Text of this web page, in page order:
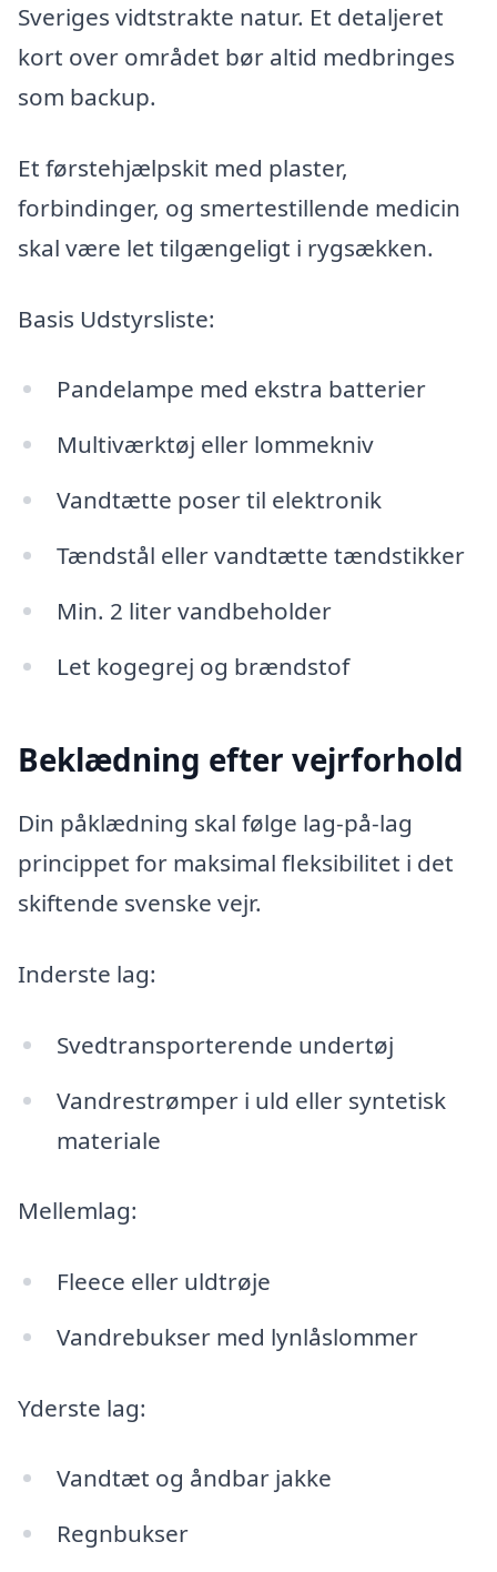
Sveriges vidtstrakte natur. Et detaljeret
kort over området bør altid medbringes
som backup.
Et førstehjælpskit med plaster,
forbindinger, og smertestillende medicin
skal være let tilgængeligt i rygsækken.
Basis Udstyrsliste:
Pandelampe med ekstra batterier
Multiværktøj eller lommekniv
Vandtætte poser til elektronik
Tændstål eller vandtætte tændstikker
Min. 2 liter vandbeholder
Let kogegrej og brændstof
Beklædning efter vejrforhold
Din påklædning skal følge lag-på-lag
princippet for maksimal fleksibilitet i det
skiftende svenske vejr.
Inderste lag:
Svedtransporterende undertøj
Vandrestrømper i uld eller syntetisk
materiale
Mellemlag:
Fleece eller uldtrøje
Vandrebukser med lynlåslommer
Yderste lag:
Vandtæt og åndbar jakke
Regnbukser